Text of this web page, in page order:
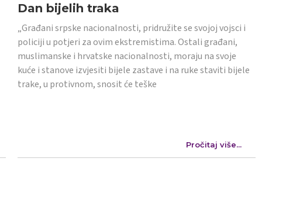
Dan bijelih traka
„Građani srpske nacionalnosti, pridružite se svojoj vojsci i
policiji u potjeri za ovim ekstremistima. Ostali građani,
muslimanske i hrvatske nacionalnosti, moraju na svoje
kuće i stanove izvjesiti bijele zastave i na ruke staviti bijele
trake, u protivnom, snosit će teške
Pročitaj više...